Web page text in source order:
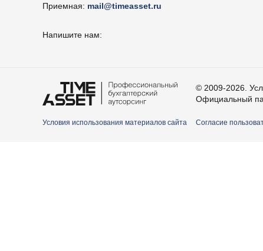
Приемная: mail@timeasset.ru
Напишите нам:
© 2009-2026.
Официальный
Условия использования материалов сайта Согласие